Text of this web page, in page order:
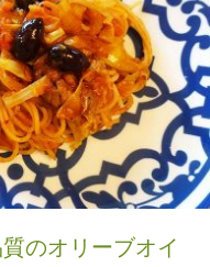
のオリーブオイ